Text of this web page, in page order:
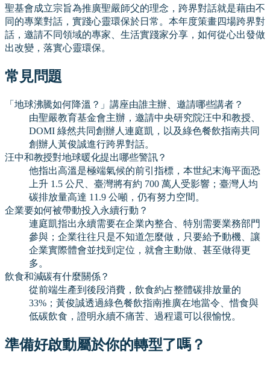
聖基會成立宗旨為推廣聖嚴師父的理念，跨界對話就是藉由不
同的專業對話，實踐心靈環保於日常。本年度策畫四場跨界對
話，邀請不同領域的專家、生活實踐家分享，如何從心出發做
出改變，落實心靈環保。
常見問題
「地球沸騰如何降溫？」講座由誰主辦、邀請哪些講者？
由聖嚴教育基金會主辦，邀請中央研究院汪中和教授、
DOMI 綠然共同創辦人連庭凱，以及綠色餐飲指南共同
創辦人黃俊誠進行跨界對話。
汪中和教授對地球暖化提出哪些警訊？
他指出高溫是極端氣候的前引指標，本世紀末海平面恐
上升 1.5 公尺、臺灣將有約 700 萬人受影響；臺灣人均
碳排放量高達 11.9 公噸，仍有努力空間。
企業要如何被帶動投入永續行動？
連庭凱指出永續需要在企業內整合、特別需要業務部門
參與；企業往往只是不知道怎麼做，只要給予動機、讓
企業實際體會並找到定位，就會主動做、甚至做得更
多。
飲食和減碳有什麼關係？
從前端生產到後段消費，飲食約占整體碳排放量的
33%；黃俊誠透過綠色餐飲指南推廣在地當令、惜食與
低碳飲食，證明永續不痛苦、過程還可以很愉悅。
準備好啟動屬於你的轉型了嗎？